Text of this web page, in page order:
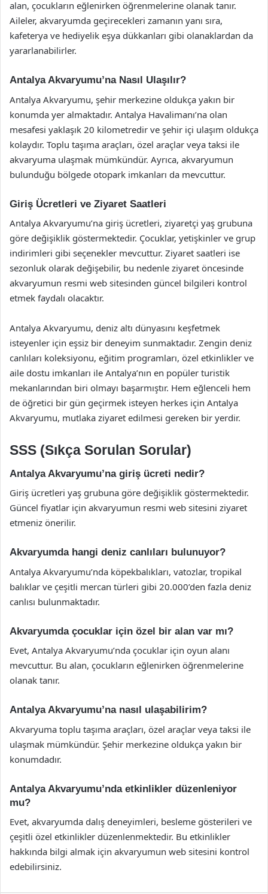
alan, çocukların eğlenirken öğrenmelerine olanak tanır.
Aileler, akvaryumda geçirecekleri zamanın yanı sıra,
kafeterya ve hediyelik eşya dükkanları gibi olanaklardan da
yararlanabilirler.
Antalya Akvaryumu’na Nasıl Ulaşılır?
Antalya Akvaryumu, şehir merkezine oldukça yakın bir
konumda yer almaktadır. Antalya Havalimanı’na olan
mesafesi yaklaşık 20 kilometredir ve şehir içi ulaşım oldukça
kolaydır. Toplu taşıma araçları, özel araçlar veya taksi ile
akvaryuma ulaşmak mümkündür. Ayrıca, akvaryumun
bulunduğu bölgede otopark imkanları da mevcuttur.
Giriş Ücretleri ve Ziyaret Saatleri
Antalya Akvaryumu’na giriş ücretleri, ziyaretçi yaş grubuna
göre değişiklik göstermektedir. Çocuklar, yetişkinler ve grup
indirimleri gibi seçenekler mevcuttur. Ziyaret saatleri ise
sezonluk olarak değişebilir, bu nedenle ziyaret öncesinde
akvaryumun resmi web sitesinden güncel bilgileri kontrol
etmek faydalı olacaktır.
Antalya Akvaryumu, deniz altı dünyasını keşfetmek
isteyenler için eşsiz bir deneyim sunmaktadır. Zengin deniz
canlıları koleksiyonu, eğitim programları, özel etkinlikler ve
aile dostu imkanları ile Antalya’nın en popüler turistik
mekanlarından biri olmayı başarmıştır. Hem eğlenceli hem
de öğretici bir gün geçirmek isteyen herkes için Antalya
Akvaryumu, mutlaka ziyaret edilmesi gereken bir yerdir.
SSS (Sıkça Sorulan Sorular)
Antalya Akvaryumu’na giriş ücreti nedir?
Giriş ücretleri yaş grubuna göre değişiklik göstermektedir.
Güncel fiyatlar için akvaryumun resmi web sitesini ziyaret
etmeniz önerilir.
Akvaryumda hangi deniz canlıları bulunuyor?
Antalya Akvaryumu’nda köpekbalıkları, vatozlar, tropikal
balıklar ve çeşitli mercan türleri gibi 20.000’den fazla deniz
canlısı bulunmaktadır.
Akvaryumda çocuklar için özel bir alan var mı?
Evet, Antalya Akvaryumu’nda çocuklar için oyun alanı
mevcuttur. Bu alan, çocukların eğlenirken öğrenmelerine
olanak tanır.
Antalya Akvaryumu’na nasıl ulaşabilirim?
Akvaryuma toplu taşıma araçları, özel araçlar veya taksi ile
ulaşmak mümkündür. Şehir merkezine oldukça yakın bir
konumdadır.
Antalya Akvaryumu’nda etkinlikler düzenleniyor
mu?
Evet, akvaryumda dalış deneyimleri, besleme gösterileri ve
çeşitli özel etkinlikler düzenlenmektedir. Bu etkinlikler
hakkında bilgi almak için akvaryumun web sitesini kontrol
edebilirsiniz.